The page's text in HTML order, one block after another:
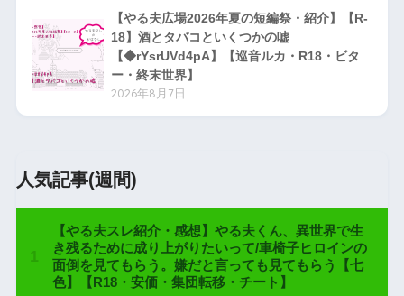
【やる夫広場2026年夏の短編祭・紹介】【R-
18】酒とタバコといくつかの嘘
【◆rYsrUVd4pA】【巡音ルカ・R18・ビタ
ー・終末世界】
2026年8月7日
人気記事(週間)